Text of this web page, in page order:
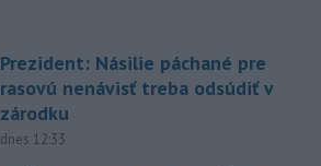
Prezident: Násilie páchané pre
rasovú nenávisť treba odsúdiť v
zárodku
dnes 12:33